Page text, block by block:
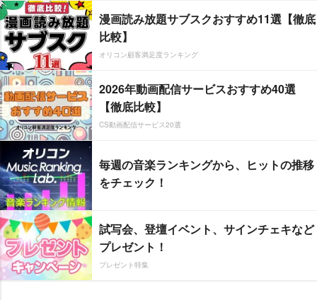
漫画読み放題サブスクおすすめ11選【徹底
比較】
オリコン顧客満足度ランキング
2026年動画配信サービスおすすめ40選
【徹底比較】
CS動画配信サービス20選
毎週の音楽ランキングから、ヒットの推移
をチェック！
試写会、登壇イベント、サインチェキなど
プレゼント！
プレゼント特集